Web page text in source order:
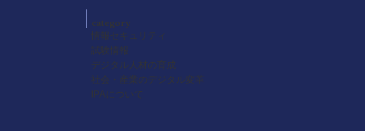
category
情報セキュリティ
試験情報
デジタル人材の育成
社会・産業のデジタル変革
IPAについて